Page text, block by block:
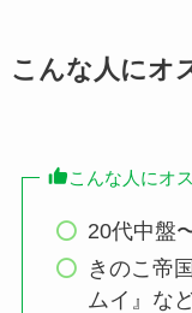
こんな人にオ
こんな人にオ
20代中盤
きのこ帝
ムイ』な